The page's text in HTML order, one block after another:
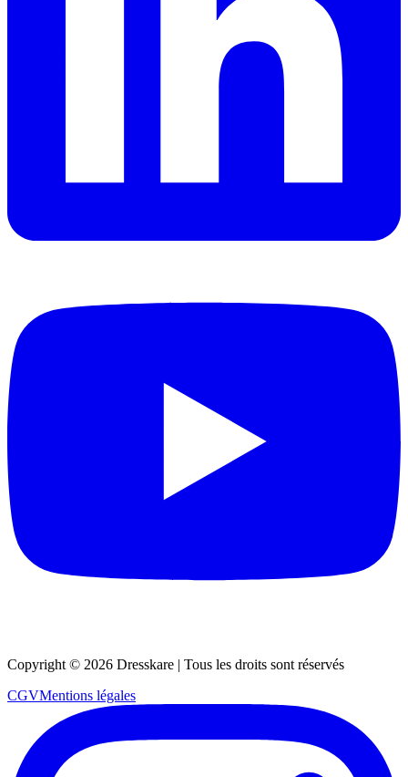
Copyright © 2026 Dresskare | Tous les droits sont réservés
CGVMentions légales